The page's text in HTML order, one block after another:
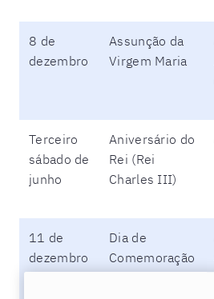
8 de
dezembro
Assunção da
Virgem Maria
Terceiro
sábado de
junho
Aniversário do
Rei (Rei
Charles III)
11 de
dezembro
Dia de
Comemoração
das duas